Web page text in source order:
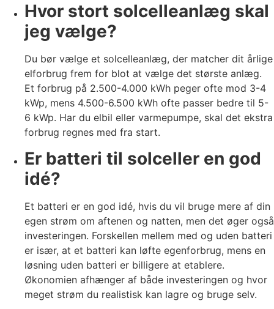
Hvor stort solcelleanlæg skal
jeg vælge?
Du bør vælge et solcelleanlæg, der matcher dit årlige
elforbrug frem for blot at vælge det største anlæg.
Et forbrug på 2.500-4.000 kWh peger ofte mod 3-4
kWp, mens 4.500-6.500 kWh ofte passer bedre til 5-
6 kWp. Har du elbil eller varmepumpe, skal det ekstra
forbrug regnes med fra start.
Er batteri til solceller en god
idé?
Et batteri er en god idé, hvis du vil bruge mere af din
egen strøm om aftenen og natten, men det øger også
investeringen. Forskellen mellem med og uden batteri
er især, at et batteri kan løfte egenforbrug, mens en
løsning uden batteri er billigere at etablere.
Økonomien afhænger af både investeringen og hvor
meget strøm du realistisk kan lagre og bruge selv.